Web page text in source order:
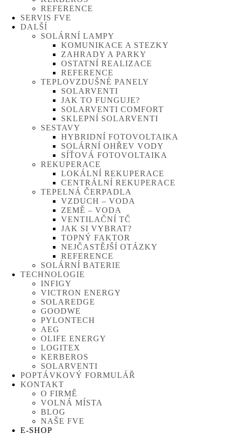
REFERENCE
SERVIS FVE
DALŠÍ
SOLÁRNÍ LAMPY
KOMUNIKACE A STEZKY
ZAHRADY A PARKY
OSTATNÍ REALIZACE
REFERENCE
TEPLOVZDUŠNÉ PANELY
SOLARVENTI
JAK TO FUNGUJE?
SOLARVENTI COMFORT
SKLEPNÍ SOLARVENTI
SESTAVY
HYBRIDNÍ FOTOVOLTAIKA
SOLÁRNÍ OHŘEV VODY
SÍŤOVÁ FOTOVOLTAIKA
REKUPERACE
LOKÁLNÍ REKUPERACE
CENTRÁLNÍ REKUPERACE
TEPELNÁ ČERPADLA
VZDUCH – VODA
ZEMĚ – VODA
VENTILAČNÍ TČ
JAK SI VYBRAT?
TOPNÝ FAKTOR
NEJČASTĚJŠÍ OTÁZKY
REFERENCE
SOLÁRNÍ BATERIE
TECHNOLOGIE
INFIGY
VICTRON ENERGY
SOLAREDGE
GOODWE
PYLONTECH
AEG
OLIFE ENERGY
LOGITEX
KERBEROS
SOLARVENTI
POPTÁVKOVÝ FORMULÁŘ
KONTAKT
O FIRMĚ
VOLNÁ MÍSTA
BLOG
NAŠE FVE
E-SHOP